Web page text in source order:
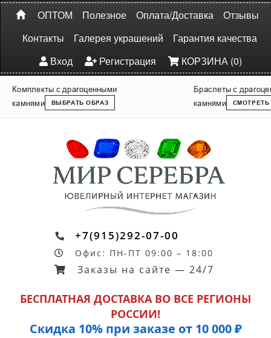
ОПТОМ Полезное Оплата/Доставка
Отзывы
Контакты
Галерея украшений
Гарантия качества
Вход
Регистрация КОРЗИНА (0)
Комплекты с драгоценными
камнями
ВЫБРАТЬ ОБРАЗ
Браслеты с
камнями
СМОТРЕТЬ
+7(915)292-07-00
Офис: ПН-ПТ 09:00 – 18:00
Заказы на сайте — 24/7
БЕСПЛАТНАЯ ДОСТАВКА ВО ВСЕ РЕГИОНЫ
РОССИИ!
Скидка 10% при заказе от 10 000 ₽